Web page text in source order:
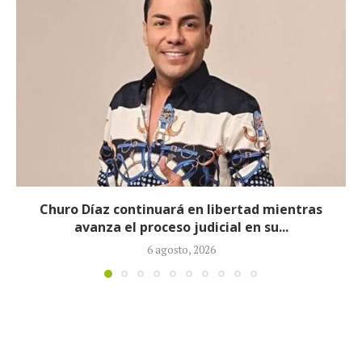
Díaz continuará en libertad mientras
el proceso judicial en su...